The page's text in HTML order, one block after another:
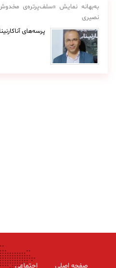
به‌بهانه نمایش «سلف‌پرتره‌ی مخدوش
نصیری
پرسه‌های
صفحه اصلی اجتماعی